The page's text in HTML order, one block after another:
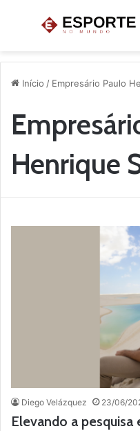
Menu
Início / Empresário Paulo
Henrique
Diego Velázquez 23/06/
Elevando a